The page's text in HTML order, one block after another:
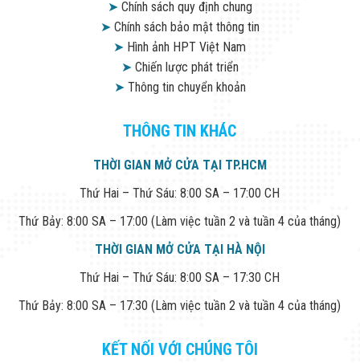
➤Chính sách quy định chung
➤Chính sách bảo mật thông tin
➤ Hình ảnh HPT Việt Nam
➤Chiến lược phát triển
➤Thông tin chuyển khoản
THÔNG TIN KHÁC
THỜI GIAN MỞ CỬA TẠI TP.HCM
Thứ Hai – Thứ Sáu: 8:00 SA – 17:00 CH
Thứ Bảy: 8:00 SA – 17:00 (Làm việc tuần 2 và tuần 4 của tháng)
THỜI GIAN MỞ CỬA TẠI HÀ NỘI
Thứ Hai – Thứ Sáu: 8:00 SA – 17:30 CH
Thứ Bảy: 8:00 SA – 17:30 (Làm việc tuần 2 và tuần 4 của tháng)
KẾT NỐI VỚI CHÚNG TÔI